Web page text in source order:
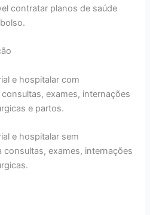
contratar planos de saúde
e hospitalar com
exames, internações
e partos.
e hospitalar sem
exames, internações